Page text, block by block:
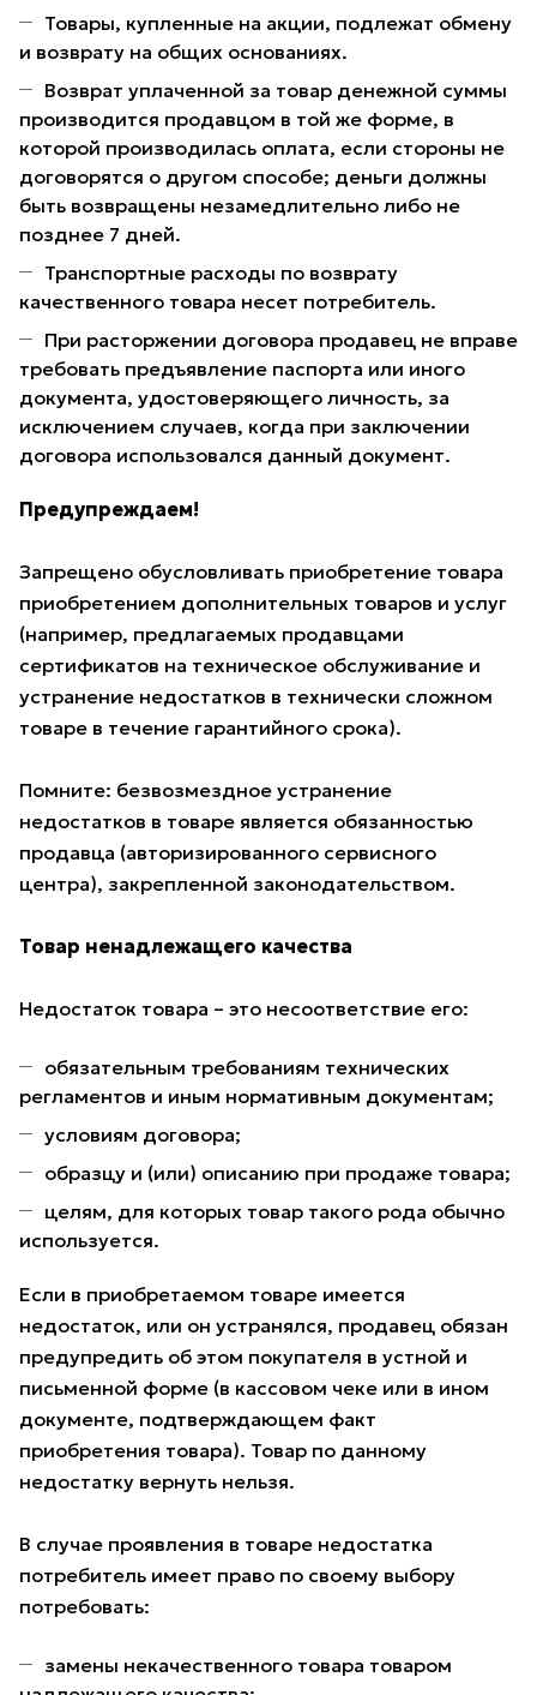
Товары, купленные на акции, подлежат обмену
и возврату на общих основаниях.
Возврат уплаченной за товар денежной суммы
производится продавцом в той же форме, в
которой производилась оплата, если стороны не
договорятся о другом способе; деньги должны
быть возвращены незамедлительно либо не
позднее 7 дней.
Транспортные расходы по возврату
качественного товара несет потребитель.
При расторжении договора продавец не вправе
требовать предъявление паспорта или иного
документа, удостоверяющего личность, за
исключением случаев, когда при заключении
договора использовался данный документ.
Предупреждаем!
Запрещено обусловливать приобретение товара
приобретением дополнительных товаров и услуг
(например, предлагаемых продавцами
сертификатов на техническое обслуживание и
устранение недостатков в технически сложном
товаре в течение гарантийного срока).
Помните: безвозмездное устранение
недостатков в товаре является обязанностью
продавца (авторизированного сервисного
центра), закрепленной законодательством.
Товар ненадлежащего качества
Недостаток товара – это несоответствие его:
обязательным требованиям технических
регламентов и иным нормативным документам;
условиям договора;
образцу и (или) описанию при продаже товара;
целям, для которых товар такого рода обычно
используется.
Если в приобретаемом товаре имеется
недостаток, или он устранялся, продавец обязан
предупредить об этом покупателя в устной и
письменной форме (в кассовом чеке или в ином
документе, подтверждающем факт
приобретения товара). Товар по данному
недостатку вернуть нельзя.
В случае проявления в товаре недостатка
потребитель имеет право по своему выбору
потребовать:
замены некачественного товара товаром